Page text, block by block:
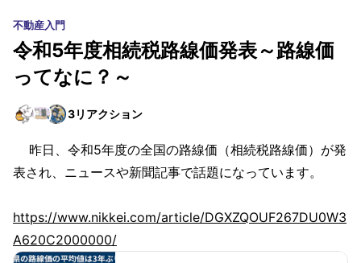
不動産入門
令和5年度相続税路線価発表～路線価
ってなに？～
3リアクション
昨日、令和5年度の全国の路線価（相続税路線価）が発
表され、ニュースや新聞記事で話題になっています。
https://www.nikkei.com/article/DGXZQOUF267DU0W3
A620C2000000/